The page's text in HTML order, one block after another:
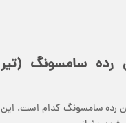
رده سامسونگ (تیر
رده سامسونگ کدام است، این